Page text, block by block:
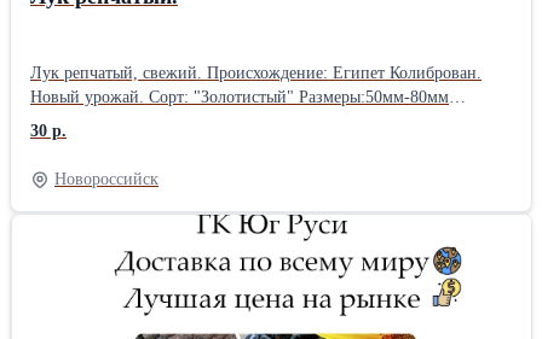
Лук репчатый, свежий. Происхождение: Египет Колиброван.
Новый урожай. Сорт: "Золотистый" Размеры:50мм-80мм
Упаковка сетка по 25кг нетто Отгрузка 40-а футовыми реф.
контейнерами Мешки на паллетах. Контейнер вмещает 18
паллет. На паллете по 60 мешков. Общее кол-во мешков в одном
контейнере 1080 Х 25кг нетто = 27000кг нетто Минимальная
партия 1 контейнер Перевозка: Морскими линиями, реф.
контейнер.40 футовый.. Прямые Поставки. Многолетний опыт
работы с крупными сетями. Вы платите за качество и
30 р.
Новороссийск